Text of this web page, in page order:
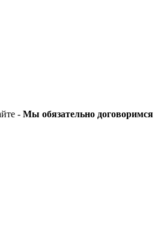
- Мы обязательно договоримся